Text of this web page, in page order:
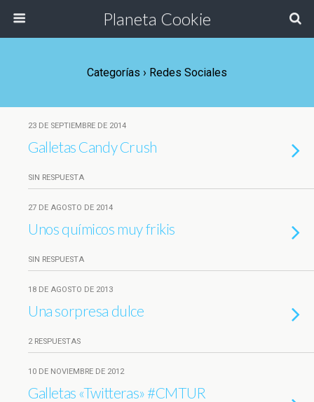
Planeta Cookie
Categorías › Redes Sociales
23 DE SEPTIEMBRE DE 2014
Galletas Candy Crush
SIN RESPUESTA
27 DE AGOSTO DE 2014
Unos químicos muy frikis
SIN RESPUESTA
18 DE AGOSTO DE 2013
Una sorpresa dulce
2 RESPUESTAS
10 DE NOVIEMBRE DE 2012
Galletas «Twitteras» #CMTUR